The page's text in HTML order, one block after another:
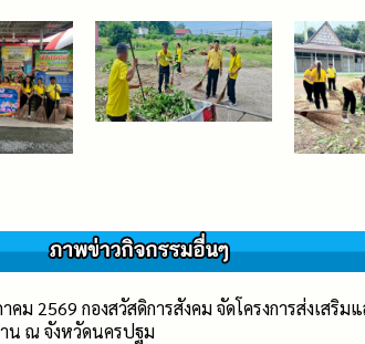
ม 2569 กองสวัสดิการสังคม จัดโครงการส่งเส
น ณ จังหวัดนครปฐม